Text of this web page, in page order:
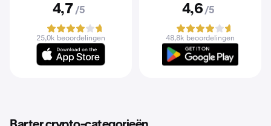
4,7 /5
25,0k beoordelingen
4,6 /5
48,8k beoordelingen